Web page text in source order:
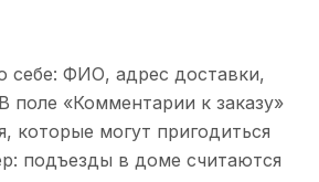
себе: ФИО, адрес доставки,
поле «Комментарии к заказу»
которые могут пригодиться
подъезды в доме считаются